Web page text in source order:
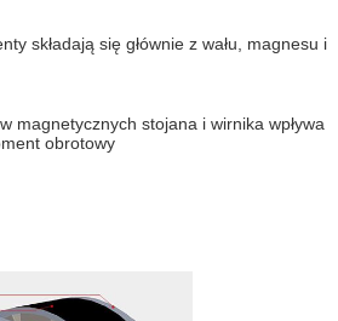
składają się głównie z wału, magnesu i
magnetycznych stojana i wirnika wpływa
obrotowy